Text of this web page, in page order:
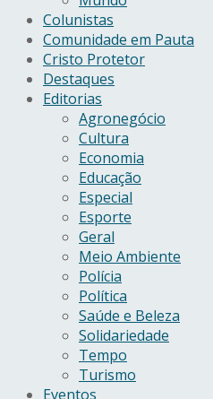
Colunistas
Comunidade em Pauta
Cristo Protetor
Destaques
Editorias
Agronegócio
Cultura
Economia
Educação
Especial
Esporte
Geral
Meio Ambiente
Polícia
Política
Saúde e Beleza
Solidariedade
Tempo
Turismo
Eventos